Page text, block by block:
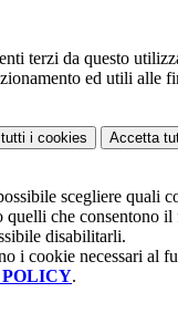
terzi da questo
ed utili alle
i cookies Accetta
scegliere quali
quelli che consentono
disabilitarli.
i cookie necessari al
.